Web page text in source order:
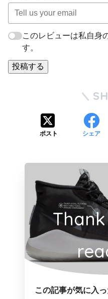
このレビューは私自身
す。
投稿する
ポスト シェア
この記事が気に入